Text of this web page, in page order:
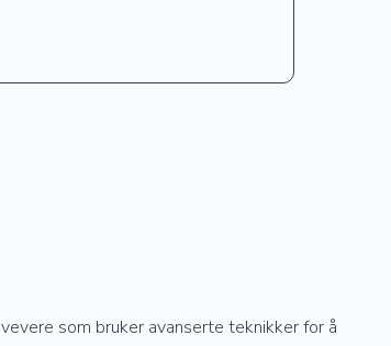
som bruker avanserte teknikker for å